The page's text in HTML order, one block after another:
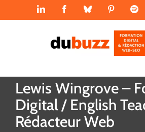
LinkedIn FacebookBluesky Pinterest
Lewis Wingrove –
Digital / English
Rédacteur Web